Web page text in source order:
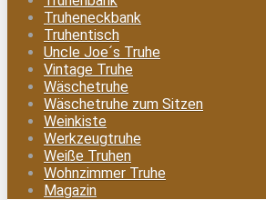
Truheneckbank
Truhentisch
Uncle Joe´s Truhe
Vintage Truhe
Wäschetruhe
Wäschetruhe zum Sitzen
Weinkiste
Werkzeugtruhe
Weiße Truhen
Wohnzimmer Truhe
Magazin